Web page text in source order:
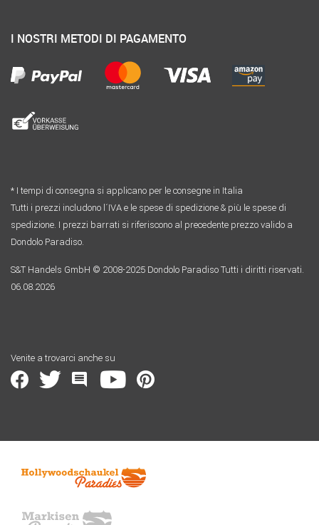
I NOSTRI METODI DI PAGAMENTO
* I tempi di consegna si applicano per le consegne in Italia
Tutti i prezzi includono l´IVA e le spese di spedizione & più le spese di
spedizione. I prezzi barrati si riferiscono al precedente prezzo valido a
Dondolo Paradiso.
S&T Handels GmbH © 2008-2025 Dondolo Paradiso Tutti i diritti riservati.
06.08.2026
Venite a trovarci anche su